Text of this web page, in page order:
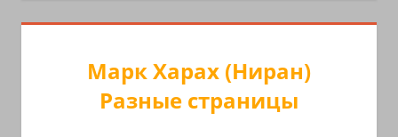
Марк Харах (Ниран)
Разные страницы